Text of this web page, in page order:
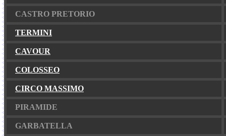
CASTRO PRETORIO
TERMINI
CAVOUR
COLOSSEO
CIRCO MASSIMO
PIRAMIDE
GARBATELLA